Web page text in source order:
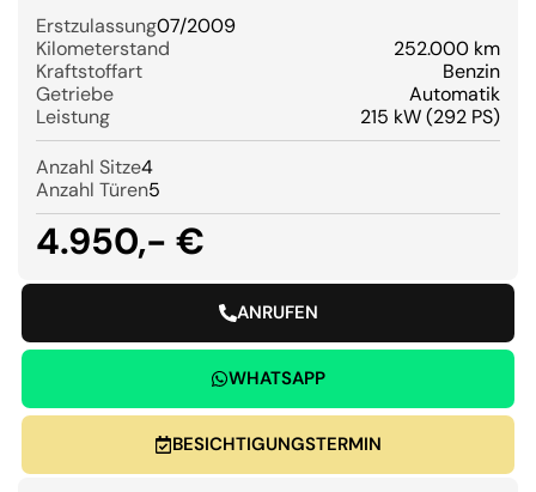
Erstzulassung07/2009
Kilometerstand
252.000 km
Kraftstoffart
Benzin
Getriebe
Automatik
Leistung
215 kW (292 PS)
Anzahl Sitze4
Anzahl Türen5
4.950,- €
ANRUFEN
WHATSAPP
BESICHTIGUNGSTERMIN